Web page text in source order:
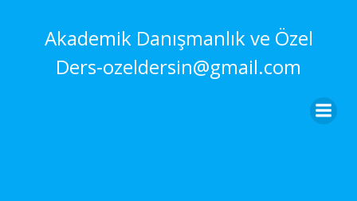
Akademik Danışmanlık ve Özel
Ders-ozeldersin@gmail.com